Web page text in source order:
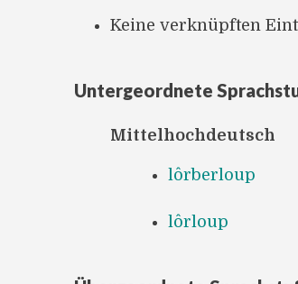
Keine verknüpften
Untergeordnete
Mittelhochdeutsch
lôrberloup
lôrloup